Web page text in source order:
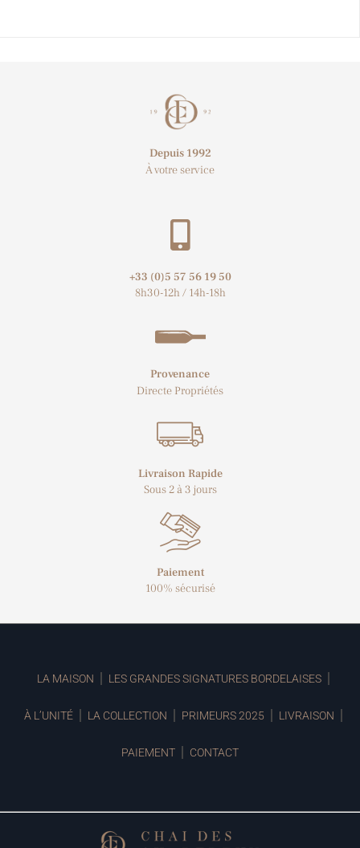
Depuis 1992
À votre service
+33 (0)5 57 56 19 50​
8h30-12h / 14h-18h
Provenance
Directe Propriétés
Livraison Rapide
Sous 2 à 3 jours
Paiement
100% sécurisé
LA MAISON LES GRANDES SIGNATURES BORDELAISES
À L’UNITÉ LA COLLECTION PRIMEURS 2025 LIVRAISON
PAIEMENT CONTACT